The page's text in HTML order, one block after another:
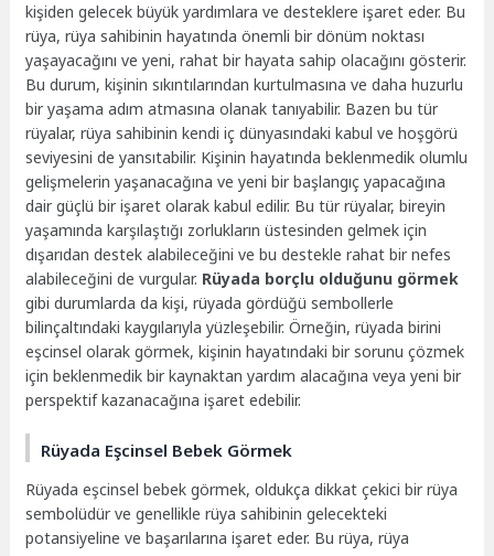
kişiden gelecek büyük yardımlara ve desteklere işaret eder. Bu
rüya, rüya sahibinin hayatında önemli bir dönüm noktası
yaşayacağını ve yeni, rahat bir hayata sahip olacağını gösterir.
Bu durum, kişinin sıkıntılarından kurtulmasına ve daha huzurlu
bir yaşama adım atmasına olanak tanıyabilir. Bazen bu tür
rüyalar, rüya sahibinin kendi iç dünyasındaki kabul ve hoşgörü
seviyesini de yansıtabilir. Kişinin hayatında beklenmedik olumlu
gelişmelerin yaşanacağına ve yeni bir başlangıç yapacağına
dair güçlü bir işaret olarak kabul edilir. Bu tür rüyalar, bireyin
yaşamında karşılaştığı zorlukların üstesinden gelmek için
dışarıdan destek alabileceğini ve bu destekle rahat bir nefes
alabileceğini de vurgular. Rüyada borçlu olduğunu görmek
gibi durumlarda da kişi, rüyada gördüğü sembollerle
bilinçaltındaki kaygılarıyla yüzleşebilir. Örneğin, rüyada birini
eşcinsel olarak görmek, kişinin hayatındaki bir sorunu çözmek
için beklenmedik bir kaynaktan yardım alacağına veya yeni bir
perspektif kazanacağına işaret edebilir.
Rüyada Eşcinsel Bebek Görmek
Rüyada eşcinsel bebek görmek, oldukça dikkat çekici bir rüya
sembolüdür ve genellikle rüya sahibinin gelecekteki
potansiyeline ve başarılarına işaret eder. Bu rüya, rüya